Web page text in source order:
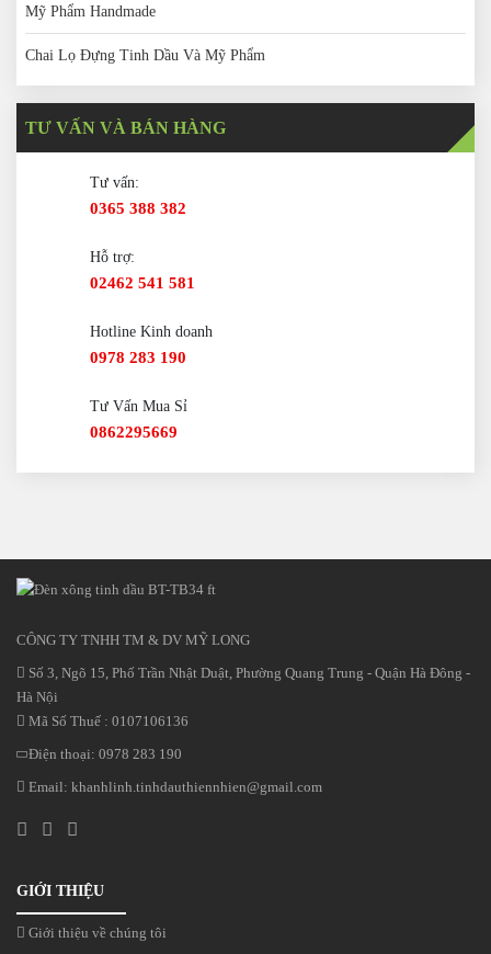
Mỹ Phẩm Handmade
Chai Lọ Đựng Tinh Dầu Và Mỹ Phẩm
TƯ VẤN VÀ BÁN HÀNG
Tư vấn:
0365 388 382
Hỗ trợ:
02462 541 581
Hotline Kinh doanh
0978 283 190
Tư Vấn Mua Sỉ
0862295669
CÔNG TY TNHH TM & DV MỸ LONG
Số 3, Ngõ 15, Phố Trần Nhật Duật, Phường Quang Trung - Quận Hà Đông -
Hà Nội
Mã Số Thuế : 0107106136
Điện thoại: 0978 283 190
Email: khanhlinh.tinhdauthiennhien@gmail.com
GIỚI THIỆU
Giới thiệu về chúng tôi